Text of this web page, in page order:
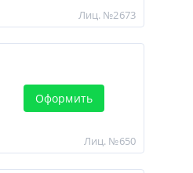
Лиц. №2673
Оформить
Лиц. №650